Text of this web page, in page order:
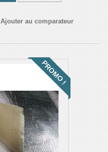
Ajouter au comparateur
PROMO !